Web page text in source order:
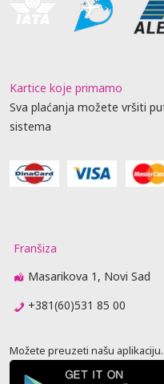
Kartice koje primamo
Sva plaćanja možete vršiti
sistema
Franšiza
Masarikova 1, Novi Sad
+381(60)531 85 00
Možete preuzeti našu aplikaciju.